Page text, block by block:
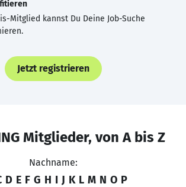
Mitglied kannst Du Deine Job-Suche
Jetzt registrieren
Mitglieder, von A bis Z
Nachname:
D E F G H I J K L M N O P